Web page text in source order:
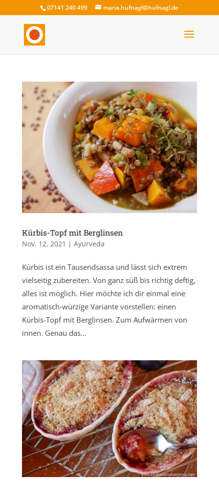
07141 240 499 maria.hufnagl@hufnagl.de
Kürbis-Topf mit Berglinsen
Nov. 12, 2021 | Ayurveda
Kürbis ist ein Tausendsassa und lässt sich extrem
vielseitig zubereiten. Von ganz süß bis richtig deftig,
alles ist möglich. Hier möchte ich dir einmal eine
aromatisch-würzige Variante vorstellen: einen
Kürbis-Topf mit Berglinsen. Zum Aufwärmen von
innen. Genau das...